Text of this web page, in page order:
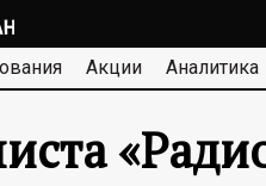
Акции Аналитика